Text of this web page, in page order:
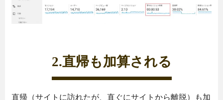
2.直帰も加算される
直帰（サイトに訪れたが、直ぐにサイトから離脱）も加